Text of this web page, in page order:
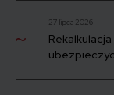
27 lipca 2026